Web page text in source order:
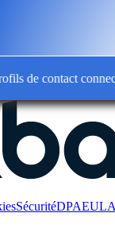
contact connectés
SécuritéDPAEULA